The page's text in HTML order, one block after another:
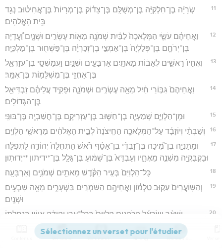
11
שְׂרָיָ֨ה בֶן־חִלְקִיָּ֜ה בֶּן־מְשֻׁלָּ֣ם בֶּן־צָד֗וֹק בֶּן־מְרָיוֹת֙ בֶּן־אֲחִיט֔וּב נְגִ֖ד
בֵּ֥ית הָאֱלֹהִֽים׃
12
וַאֲחֵיהֶ֗ם עֹשֵׂ֤י הַמְּלָאכָה֙ לַבַּ֔יִת שְׁמֹנֶ֥ה מֵא֖וֹת עֶשְׂרִ֣ים וּשְׁנָ֑יִם וַ֠עֲדָיָה
בֶּן־יְרֹחָ֤ם בֶּן־פְּלַלְיָה֙ בֶּן־אַמְצִ֣י בֶן־זְכַרְיָ֔ה בֶּן־פַּשְׁח֖וּר בֶּן־מַלְכִּיָּֽה׃
13
וְאֶחָיו֙ רָאשִׁ֣ים לְאָב֔וֹת מָאתַ֖יִם אַרְבָּעִ֣ים וּשְׁנָ֑יִם וַעֲמַשְׁסַ֧י בֶּן־עֲזַרְאֵ֛ל
בֶּן־אַחְזַ֥י בֶּן־מְשִׁלֵּמ֖וֹת בֶּן־אִמֵּֽר׃
14
וַאֲחֵיהֶם֙ גִּבּ֣וֹרֵי חַ֔יִל מֵאָ֖ה עֶשְׂרִ֣ים וּשְׁמֹנָ֑ה וּפָקִ֣יד עֲלֵיהֶ֔ם זַבְדִּיאֵ֖ל
בֶּן־הַגְּדוֹלִֽים׃
15 וּמִֽן־הַלְוִיִּ֑ם שְׁמַעְיָ֧ה בֶן־חַשּׁ֛וּב בֶּן־עַזְרִיקָ֥ם בֶּן־חֲשַׁבְיָ֖ה בֶּן־בּוּנִּֽי׃
16 וְשַׁבְּתַ֨י וְיוֹזָבָ֜ד עַל־הַמְּלָאכָ֤ה הַחִֽיצֹנָה֙ לְבֵ֣ית הָאֱלֹהִ֔ים מֵרָאשֵׁ֖י הַלְוִיִּֽם׃
17
וּמַתַּנְיָ֣ה בֶן־מִ֠יכָה בֶּן־זַבְדִּ֨י בֶן־אָסָ֜ף רֹ֗אשׁ הַתְּחִלָּה֙ יְהוֹדֶ֣ה לַתְּפִלָּ֔ה
וּבַקְבֻּקְיָ֖ה מִשְׁנֶ֣ה מֵאֶחָ֑יו וְעַבְדָּא֙ בֶּן־שַׁמּ֔וּעַ בֶּן־גָּלָ֖ל בֶּן־*ידיתון **יְדוּתֽוּן׃
18 כָּל־הַלְוִיִּם֙ בְּעִ֣יר הַקֹּ֔דֶשׁ מָאתַ֖יִם שְׁמֹנִ֥ים וְאַרְבָּעָֽה׃
19
וְהַשּֽׁוֹעֲרִים֙ עַקּ֣וּב טַלְמ֔וֹן וַאֲחֵיהֶ֖ם הַשֹּׁמְרִ֣ים בַּשְּׁעָרִ֑ים מֵאָ֖ה שִׁבְעִ֥ים
וּשְׁנָֽיִם׃
20 וּשְׁאָ֨ר יִשְׂרָאֵ֜ל הַכֹּהֲנִ֤ים הַלְוִיִּם֙ בְּכָל־עָרֵ֣י יְהוּדָ֔ה אִ֖ישׁ בְּנַחֲלָתֽוֹ׃
וְהַנְּתִינִ֖ים יֹשְׁבִ֣ים בָּעֹ֑פֶל וְצִיחָ֥א וְגִשְׁפָּ֖א עַל־הַנְּתִינִֽים׃
Versions Commentaires Strong